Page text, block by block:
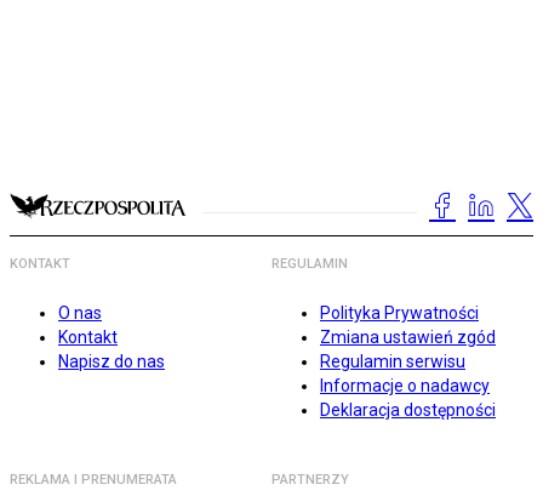
KONTAKT
O nas
Kontakt
Napisz do nas
REGULAMIN
Polityka Prywatności
Zmiana ustawień zgód
Regulamin serwisu
Informacje o nadawcy
Deklaracja dostępności
REKLAMA I PRENUMERATA PARTNERZY